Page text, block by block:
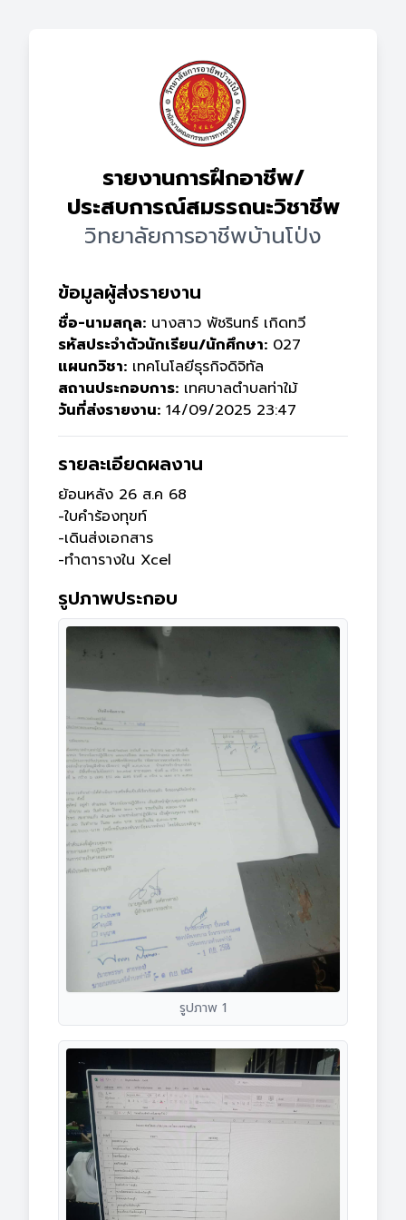
รายงานการฝึกอาชีพ/
ประสบการณ์สมรรถนะวิชาชีพ
วิทยาลัยการอาชีพบ้านโป่ง
ข้อมูลผู้ส่งรายงาน
ชื่อ-นามสกุล: นางสาว พัชรินทร์ เกิดทวี
รหัสประจำตัวนักเรียน/นักศึกษา: 027
แผนกวิชา: เทคโนโลยีธุรกิจดิจิทัล
สถานประกอบการ: เทศบาลตำบลท่าใม้
วันที่ส่งรายงาน: 14/09/2025 23:47
รายละเอียดผลงาน
ย้อนหลัง 26 ส.ค 68
-ใบคำร้องทุขท์
-เดินส่งเอกสาร
-ทำตารางใน Xcel
รูปภาพประกอบ
รูปภาพ 1